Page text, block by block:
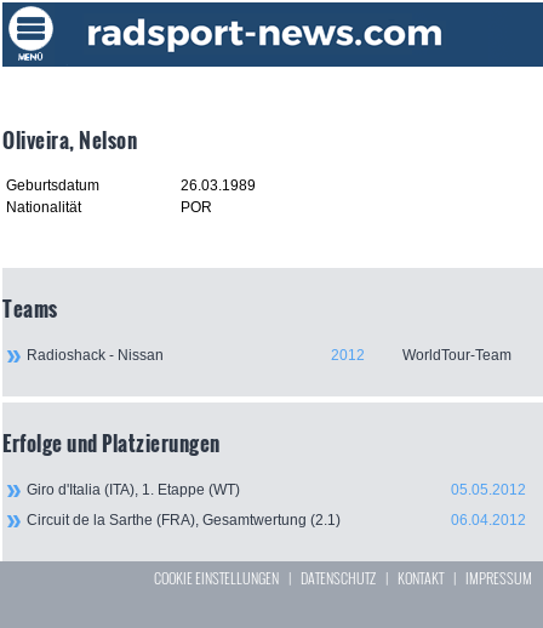
Oliveira, Nelson
Geburtsdatum
26.03.1989
Nationalität
POR
Teams
Radioshack - Nissan 2012 WorldTour-Team
Erfolge und Platzierungen
Giro d'Italia (ITA), 1. Etappe (WT)
05.05.2012
Circuit de la Sarthe (FRA), Gesamtwertung (2.1)
06.04.2012
COOKIE EINSTELLUNGEN | DATENSCHUTZ | KONTAKT| IMPRESSUM